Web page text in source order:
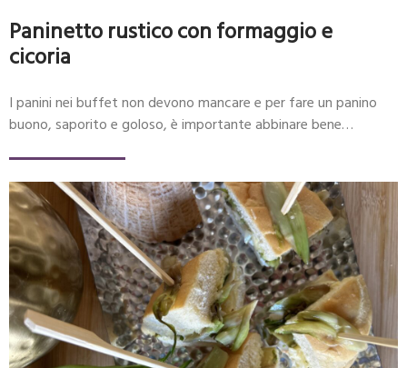
Paninetto rustico con formaggio e
cicoria
I panini nei buffet non devono mancare e per fare un panino
buono, saporito e goloso, è importante abbinare bene…